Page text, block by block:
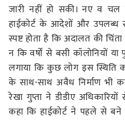
जारी नहीं हो सकी। नए व चल
हाईकोर्ट के आदेशों और
स्पष्ट होता है कि अदालत की
न कि वर्षों से बसी कॉलोनियों या
लगाया कि कुछ लोग इस स्थिति
के साथ-साथ अवैध निर्माण भी
रेखा गुप्ता ने डीडीए
कहा कि हाईकोर्ट ने पहले से बने